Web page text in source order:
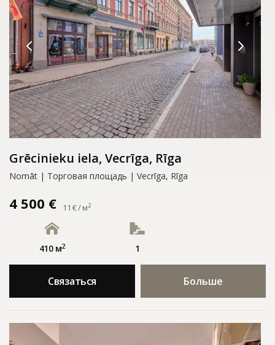
Grēcinieku iela, Vecrīga, Rīga
Nomāt | Tорговая площадь | Vecrīga, Rīga
4 500 € 11 € / м2
410 м2 1
Связаться Больше